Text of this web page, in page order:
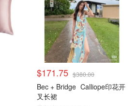
$171.75 $380.00
Bec + Bridge Calliope印花开
叉长裙